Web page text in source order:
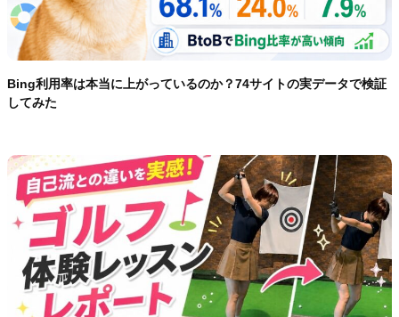
Bing利用率は本当に上がっているのか？74サイトの実データで検証
してみた